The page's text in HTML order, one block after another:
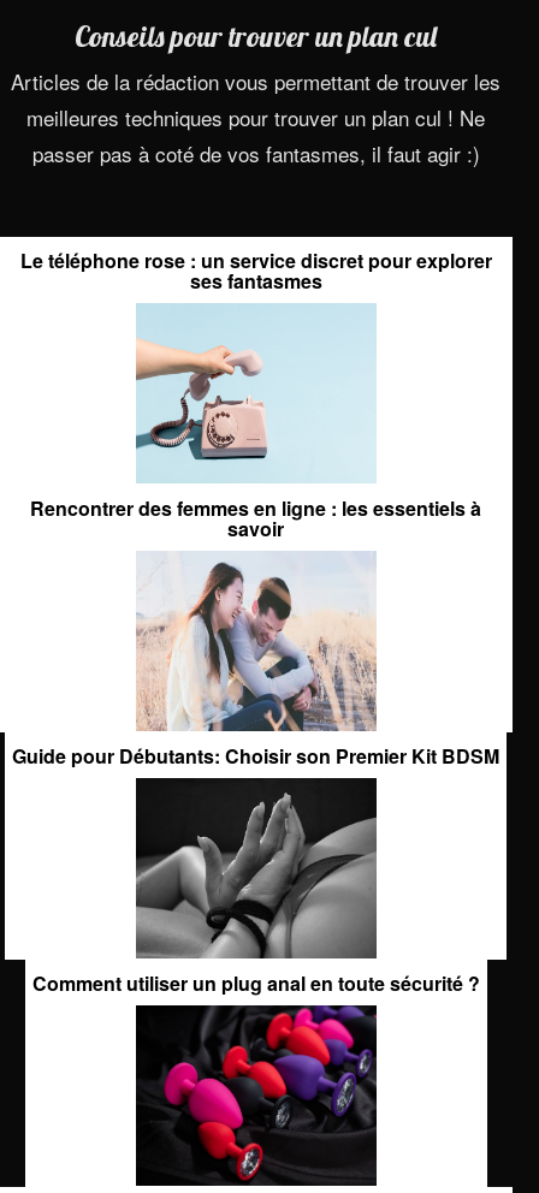
Conseils pour trouver un plan cul
Articles de la rédaction vous permettant de trouver les
meilleures techniques pour trouver un plan cul ! Ne
passer pas à coté de vos fantasmes, il faut agir :)
Le téléphone rose : un service discret pour explorer
ses fantasmes
Rencontrer des femmes en ligne : les essentiels à
savoir
Guide pour Débutants: Choisir son Premier Kit BDSM
Comment utiliser un plug anal en toute sécurité ?